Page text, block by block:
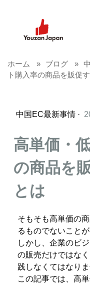
ホーム ブログ
ト購入率の商品を販促
中国EC最新事情 ·
高単価・
の商品を
とは
そもそも高単価の
るものでないこと
しかし、企業のビ
の販売だけではな
践しなくてはなりま
この記事では、高